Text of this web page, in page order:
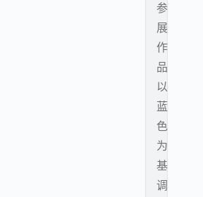
参
展
作
品
以
蓝
色
为
基
调